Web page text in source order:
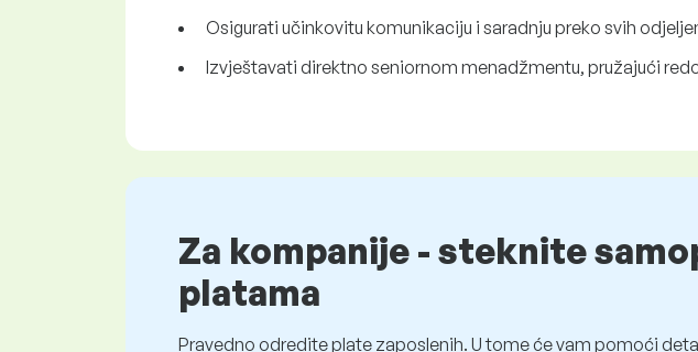
Osigurati učinkovitu komunikaciju i saradnju preko svih
Izvještavati direktno seniornom menadžmentu, pružajući
Za kompanije - steknite
platama
Pravedno odredite plate zaposlenih. U tome će vam pomoći